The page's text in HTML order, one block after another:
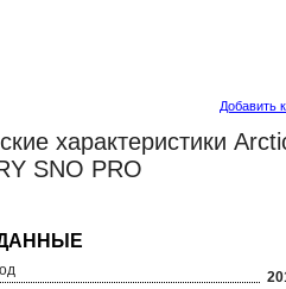
Добавить
характеристики
SNO PRO